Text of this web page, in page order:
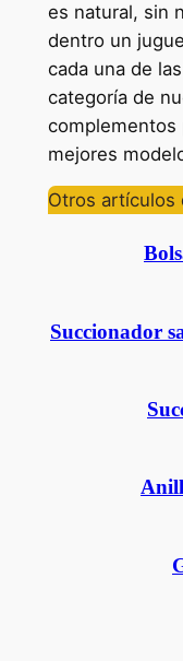
es natural, sin
dentro un
cada una de
categoría de
complementos
mejores
Otros artículos
Succionador